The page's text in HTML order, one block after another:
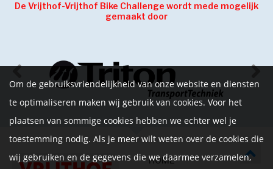
De Vrijthof-Vrijthof Bike Challenge wordt mede mogelijk
gemaakt door
HOME
Om de gebruiksvriendelijkheid van onze website en diensten
te optimaliseren maken wij gebruik van cookies. Voor het
plaatsen van sommige cookies hebben we echter wel je
toestemming nodig. Als je meer wilt weten over de cookies die
wij gebruiken en de gegevens die we daarmee verzamelen,